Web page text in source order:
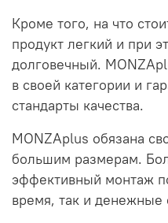
Кроме того, на что
продукт легкий и при
долговечный.
в своей категории и
стандарты качества.
MONZAplus обязана
большим размерам.
эффективный монтаж
время, так и денежные